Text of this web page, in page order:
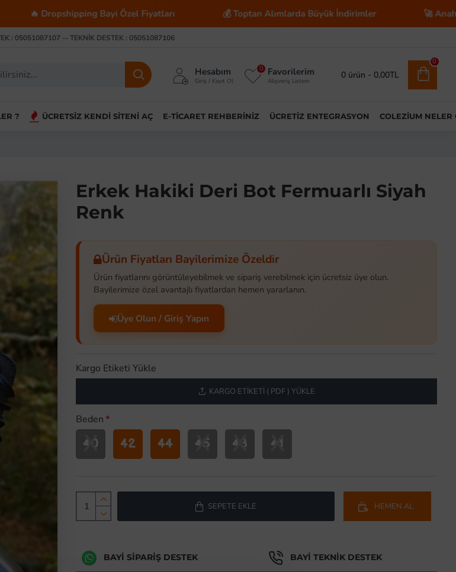
Bayi Özel Fiyatları 💰 Toptan Alımlarda Büyük İndirimler 🚀 Anahtar Teslim
: 05051087107 -- TEKNIK DESTEK : 05051087106
Hesabım
Giriş / Kayıt Ol
Favorilerim
Alışveriş Listem
0
0 ürün - 0,00TL
0
? ÜCRETSIZ KENDI SITENI AÇ E-TICARET REHBERINIZ ÜCRETIZ ENTEGRASYON COLEZIUM NELER
Erkek Hakiki Deri Bot Fermuarlı Siyah
Renk
Ürün Fiyatları Bayilerimize Özeldir
Ürün fiyatlarını görüntüleyebilmek ve sipariş verebilmek için ücretsiz üye olun.
Bayilerimize özel avantajlı fiyatlardan hemen yararlanın.
Üye Olun / Giriş Yapın
Kargo Etiketi Yükle
KARGO ETIKETI ( PDF ) YÜKLE
Beden
40
X 42 44 45
X 43
X 41
X
SEPETE EKLE HEMEN AL
BAYI SIPARIŞ DESTEK BAYI TEKNIK DESTEK